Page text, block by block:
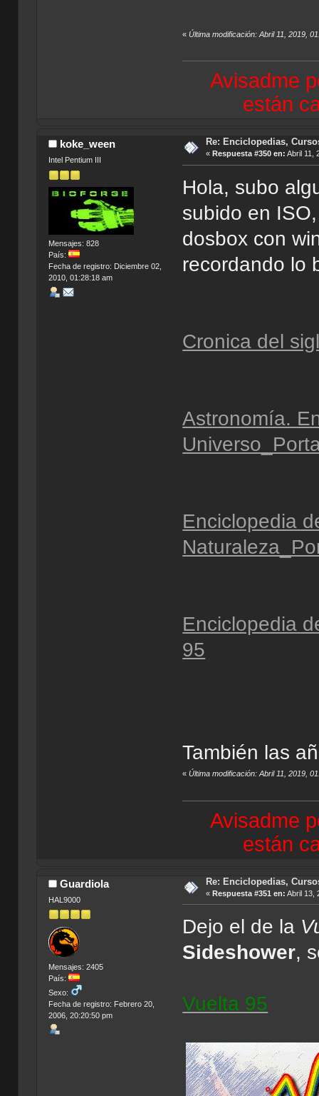
«Última modificación: Abril 11, 2019,
Avisadme
están
koke_ween
Intel Pentium III
Mensajes: 828
País:
Fecha de registro: Diciembre 02,
2010, 01:28:18 am
Re: Enciclopedias,
« Respuesta #350 en: Abril 11,
Hola, subo
subido en
dosbox con
recordando lo
Cronica del
Astronomía.
Enciclopedia
Enciclopedia
95
También las
«Última modificación: Abril 11, 2019,
Avisadme
están
Guardiola
HAL9000
Mensajes: 2405
País:
Sexo:
Fecha de registro: Febrero 20,
2006, 20:20:50 pm
Re: Enciclopedias,
« Respuesta #351 en: Abril 13,
Dejo el de la
Sideshower,
Vuelta 95